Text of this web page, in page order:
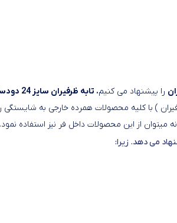
را پیشنهاد می کنیم. تابه ظرفیران سایز 24 دودسته استیل
) با کلیه محصولات همرده خارجی به شایستگی
از این محصولات داخل فر نیز استفاده نمود.
می دهد. زیرا: